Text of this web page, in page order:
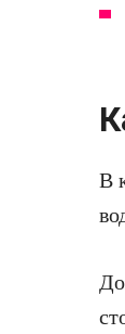
В